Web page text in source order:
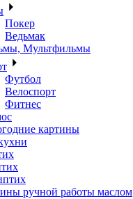
Покер
Ведьмак
Мультфильмы
Футбол
Велоспорт
Фитнес
картины
ручной работы маслом